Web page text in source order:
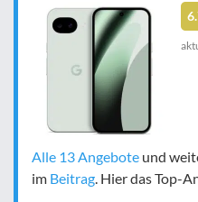
Handy-Speicher
Filter zurücksetzen
Alle 13 Angebote und
im Beitrag . Hier das Top-